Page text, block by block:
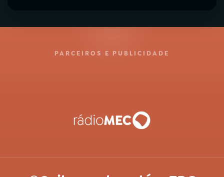
PARCEIROS E PUBLICIDADE